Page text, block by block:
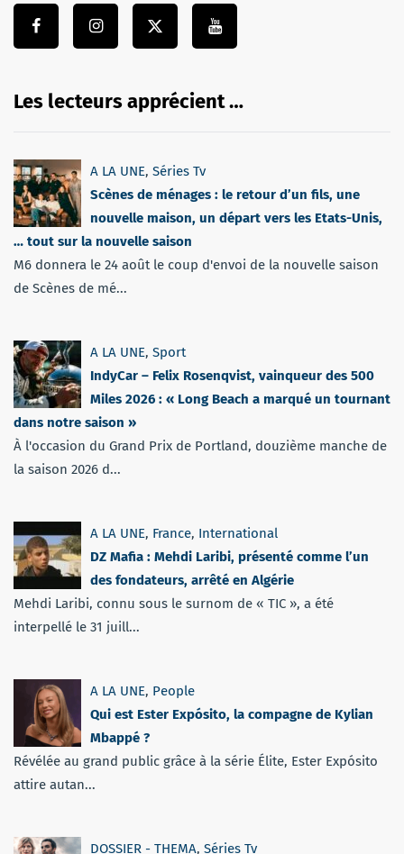
Les lecteurs apprécient …
A LA UNE, Séries Tv
Scènes de ménages : le retour d’un fils, une
nouvelle maison, un départ vers les Etats-Unis,
… tout sur la nouvelle saison
M6 donnera le 24 août le coup d'envoi de la nouvelle saison
de Scènes de mé...
A LA UNE, Sport
IndyCar – Felix Rosenqvist, vainqueur des 500
Miles 2026 : « Long Beach a marqué un tournant
dans notre saison »
À l'occasion du Grand Prix de Portland, douzième manche de
la saison 2026 d...
A LA UNE, France, International
DZ Mafia : Mehdi Laribi, présenté comme l’un
des fondateurs, arrêté en Algérie
Mehdi Laribi, connu sous le surnom de « TIC », a été
interpellé le 31 juill...
A LA UNE, People
Qui est Ester Expósito, la compagne de Kylian
Mbappé ?
Révélée au grand public grâce à la série Élite, Ester Expósito
attire autan...
DOSSIER - THEMA, Séries Tv